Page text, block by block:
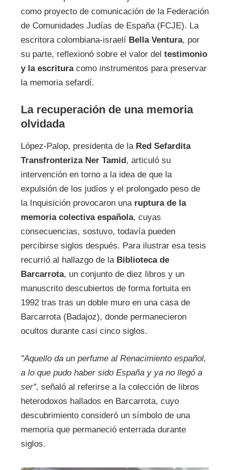
como proyecto de comunicación de la Federación
de Comunidades Judías de España (FCJE). La
escritora colombiana-israelí Bella Ventura, por
su parte, reflexionó sobre el valor del testimonio
y la escrituracomo instrumentos para preservar
la memoria sefardí.
La recuperación de una memoria
olvidada
López-Palop, presidenta de la Red Sefardita
Transfronteriza Ner Tamid , articuló su
intervención en torno a la idea de que la
expulsión de los judíos y el prolongado peso de
la Inquisición provocaron una ruptura de la
memoria colectiva española, cuyas
consecuencias, sostuvo, todavía pueden
percibirse siglos después. Para ilustrar esa tesis
recurrió al hallazgo de la Biblioteca de
Barcarrota, un conjunto de diez libros y un
manuscrito descubiertos de forma fortuita en
1992 tras tras un doble muro en una casa de
Barcarrota (Badajoz), donde permanecieron
ocultos durante casi cinco siglos.
"Aquello da un perfume al Renacimiento español,
a lo que pudo haber sido España y ya no llegó a
ser", señaló al referirse a la colección de libros
heterodoxos hallados en Barcarrota, cuyo
descubrimiento consideró un símbolo de una
memoria que permaneció enterrada durante
siglos.